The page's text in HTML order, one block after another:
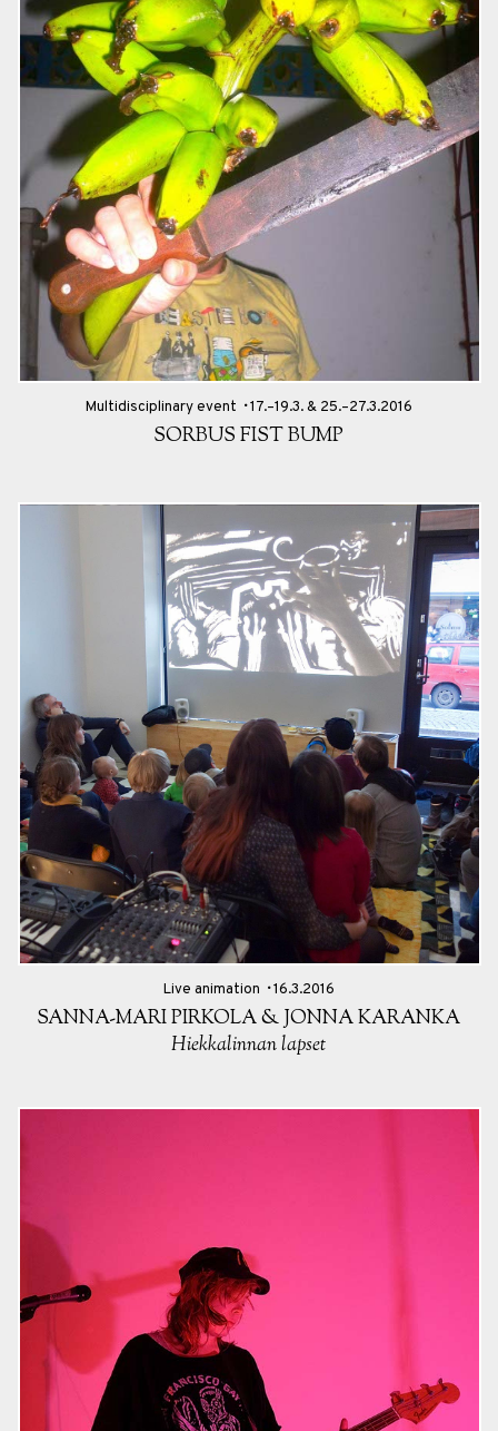
Multidisciplinary event 17.–19.3. & 25.–27.3.2016
SORBUS FIST BUMP
Live animation 16.3.2016
SANNA-MARI PIRKOLA & JONNA KARANKA
Hiekkalinnan lapset